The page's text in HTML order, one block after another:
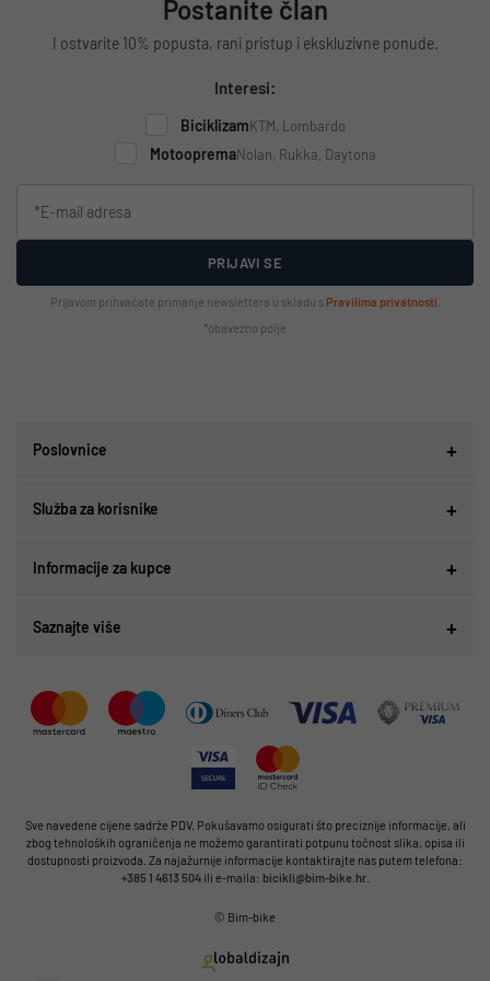
Postanite član
I ostvarite 10% popusta, rani pristup i ekskluzivne ponude.
Interesi:
BiciklizamKTM, Lombardo
MotoopremaNolan, Rukka, Daytona
PRIJAVI SE
Prijavom prihvaćate primanje newslettera u skladu s Pravilima privatnosti
*obavezno polje
Poslovnice
Služba za korisnike
Informacije za kupce
Saznajte više
Sve navedene cijene sadrže PDV. Pokušavamo osigurati što preciznije informacije, ali
zbog tehnoloških ograničenja ne možemo garantirati potpunu točnost slika, opisa ili
dostupnosti proizvoda. Za najažurnije informacije kontaktirajte nas putem telefona:
+385 1 4613 504ili e-maila: bicikli@bim-bike.hr.
© Bim-bike